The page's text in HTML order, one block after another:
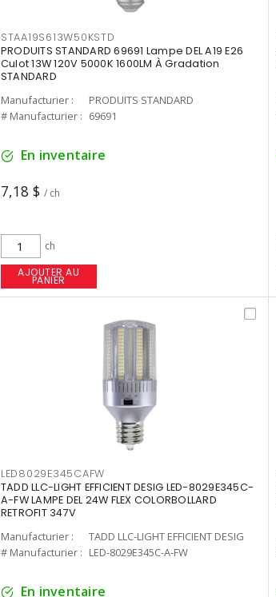
STAA19S613W50KSTD
PRODUITS STANDARD 69691 Lampe DEL A19 E26
Culot 13W 120V 5000K 1600LM À Gradation
STANDARD
Manufacturier :
PRODUITS STANDARD
# Manufacturier : 69691
En inventaire
7,18 $ / ch
ch
AJOUTER AU
PANIER
LED8029E345CAFW
TADD LLC-LIGHT EFFICIENT DESIG LED-8029E345C-
A-FW LAMPE DEL 24W FLEX COLORBOLLARD
RETROFIT 347V
Manufacturier :
TADD LLC-LIGHT EFFICIENT DESIG
# Manufacturier : LED-8029E345C-A-FW
En inventaire